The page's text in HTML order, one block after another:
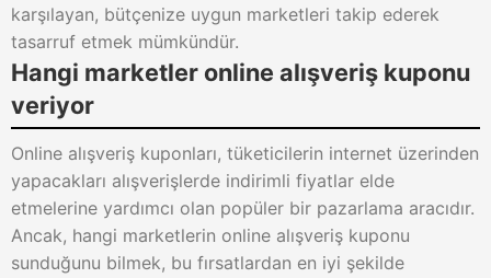
karşılayan, bütçenize uygun marketleri takip ederek
tasarruf etmek mümkündür.
Hangi marketler online alışveriş kuponu
veriyor
Online alışveriş kuponları, tüketicilerin internet üzerinden
yapacakları alışverişlerde indirimli fiyatlar elde
etmelerine yardımcı olan popüler bir pazarlama aracıdır.
Ancak, hangi marketlerin online alışveriş kuponu
sunduğunu bilmek, bu fırsatlardan en iyi şekilde